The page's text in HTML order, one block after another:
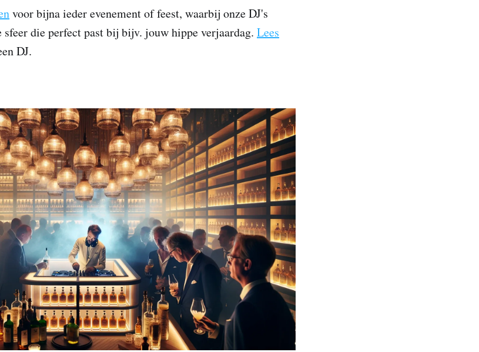
voor bijna ieder evenement of feest, waarbij onze DJ's
sfeer die perfect past bij bijv. jouw hippe verjaardag. Lees
DJ.